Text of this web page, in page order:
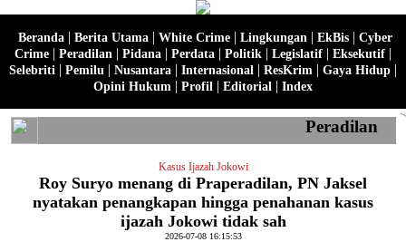
Beranda| Berita Utama| White Crime| Lingkungan | EkBis| Cyber
Crime | Peradilan | Pidana | Perdata | Politik | Legislatif | Eksekutif |
Selebriti | Pemilu | Nusantara | Internasional | ResKrim | Gaya Hidup |
Opini Hukum | Profil | Editorial | Index
Peradilan
Kasus Ijazah Jokowi
Roy Suryo menang di Praperadilan, PN Jaksel
nyatakan penangkapan hingga penahanan kasus
ijazah Jokowi tidak sah
2026-07-08 16:15:53